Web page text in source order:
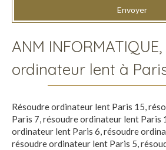
Envoyer
ANM
ordinateur lent à
Résoudre ordinateur lent Paris 15,
Paris 7,résoudre ordinateur lent Paris
ordinateur lent Paris 6,résoudre
résoudre ordinateur lent Paris 5,